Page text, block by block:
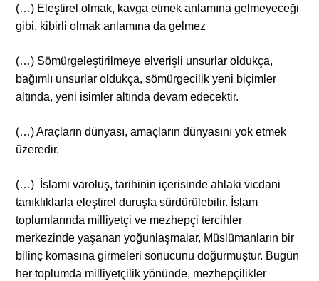
(…) Eleştirel olmak, kavga etmek anlamına gelmeyeceği
gibi, kibirli olmak anlamına da gelmez
(…) Sömürgeleştirilmeye elverişli unsurlar oldukça,
bağımlı unsurlar oldukça, sömürgecilik yeni biçimler
altında, yeni isimler altında devam edecektir.
(…) Araçların dünyası, amaçların dünyasını yok etmek
üzeredir.
(…) İslami varoluş, tarihinin içerisinde ahlaki vicdani
tanıklıklarla eleştirel duruşla sürdürülebilir. İslam
toplumlarında milliyetçi ve mezhepçi tercihler
merkezinde yaşanan yoğunlaşmalar, Müslümanların bir
bilinç komasına girmeleri sonucunu doğurmuştur. Bugün
her toplumda milliyetçilik yönünde, mezhepçilikler